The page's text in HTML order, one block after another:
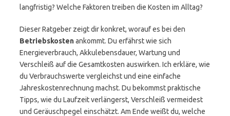
langfristig? Welche Faktoren treiben die Kosten im Alltag?
Dieser Ratgeber zeigt dir konkret, worauf es bei den
Betriebskostenankommt. Du erfährst wie sich
Energieverbrauch, Akkulebensdauer, Wartung und
Verschleiß auf die Gesamtkosten auswirken. Ich erkläre, wie
du Verbrauchswerte vergleichst und eine einfache
Jahreskostenrechnung machst. Du bekommst praktische
Tipps, wie du Laufzeit verlängerst, Verschleiß vermeidest
und Geräuschpegel einschätzt. Am Ende weißt du, welche